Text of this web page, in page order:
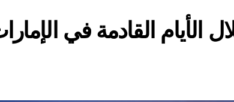
الأيام القادمة في